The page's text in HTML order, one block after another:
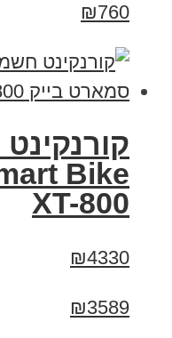
₪760
XT-800
₪4330
₪3589